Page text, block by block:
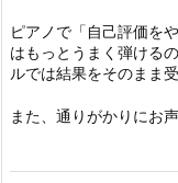
ピアノで「自己評価を
はもっとうまく弾ける
ルでは結果をそのまま
また、通りがかりにお